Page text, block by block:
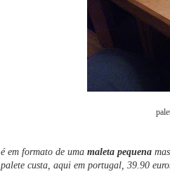
é em formato de uma maleta pequena
palete custa, aqui em portugal, 39.90